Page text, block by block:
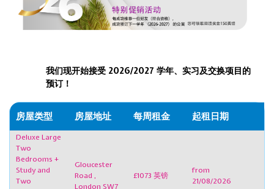
我们现开始接受 2026/2027 学年、实习及交换项目的
预订！
房屋类型 房屋地址 每周租金 起租日期
Deluxe Large
Two
Bedrooms +
Study and
Two
Gloucester
Road ,
London SW7
£1073 英镑
from
21/08/2026